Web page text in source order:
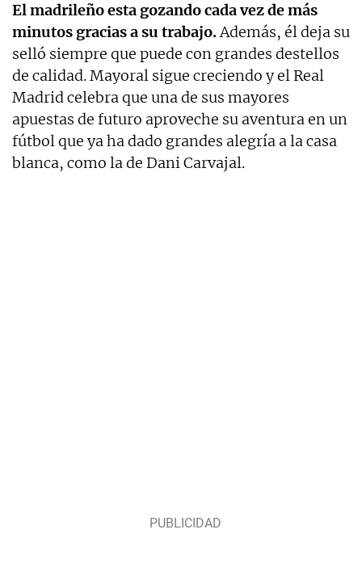
El madrileño esta gozando cada vez de más
minutos gracias a su trabajo.Además, él deja su
selló siempre que puede con grandes destellos
de calidad. Mayoral sigue creciendo y el Real
Madrid celebra que una de sus mayores
apuestas de futuro aproveche su aventura en un
fútbol que ya ha dado grandes alegría a la casa
blanca, como la de Dani Carvajal.